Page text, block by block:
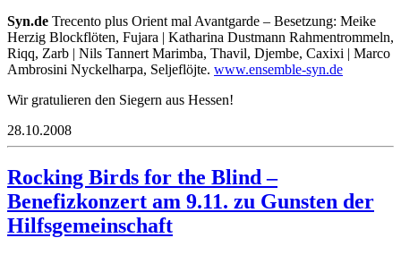
Syn.de Trecento plus Orient mal Avantgarde – Besetzung: Meike
Herzig Blockflöten, Fujara | Katharina Dustmann Rahmentrommeln,
Riqq, Zarb | Nils Tannert Marimba, Thavil, Djembe, Caxixi | Marco
Ambrosini Nyckelharpa, Seljeflöjte. www.ensemble-syn.de
Wir gratulieren den Siegern aus Hessen!
28.10.2008
Rocking Birds for the Blind –
Benefizkonzert am 9.11. zu Gunsten der
Hilfsgemeinschaft